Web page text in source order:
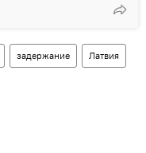
задержание Латвия